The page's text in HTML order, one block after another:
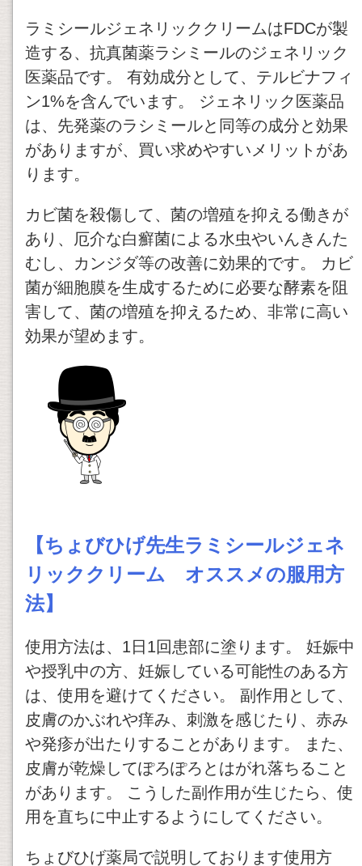
ラミシールジェネリッククリームはFDCが製
造する、抗真菌薬ラシミールのジェネリック
医薬品です。 有効成分として、テルビナフィ
ン1%を含んでいます。 ジェネリック医薬品
は、先発薬のラシミールと同等の成分と効果
がありますが、買い求めやすいメリットがあ
ります。
カビ菌を殺傷して、菌の増殖を抑える働きが
あり、厄介な白癬菌による水虫やいんきんた
むし、カンジダ等の改善に効果的です。 カビ
菌が細胞膜を生成するために必要な酵素を阻
害して、菌の増殖を抑えるため、非常に高い
効果が望めます。
【ちょびひげ先生ラミシールジェネ
リッククリーム オススメの服用方
法】
使用方法は、1日1回患部に塗ります。 妊娠中
や授乳中の方、妊娠している可能性のある方
は、使用を避けてください。 副作用として、
皮膚のかぶれや痒み、刺激を感じたり、赤み
や発疹が出たりすることがあります。 また、
皮膚が乾燥してぽろぽろとはがれ落ちること
があります。 こうした副作用が生じたら、使
用を直ちに中止するようにしてください。
ちょびひげ薬局で説明しております使用方